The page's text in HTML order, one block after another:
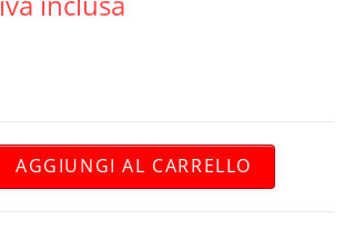
AGGIUNGI AL CARRELLO